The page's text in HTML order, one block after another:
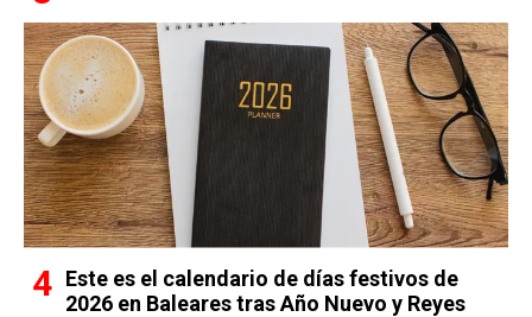
Este es el calendario de días festivos de
2026 en Baleares tras Año Nuevo y Reyes